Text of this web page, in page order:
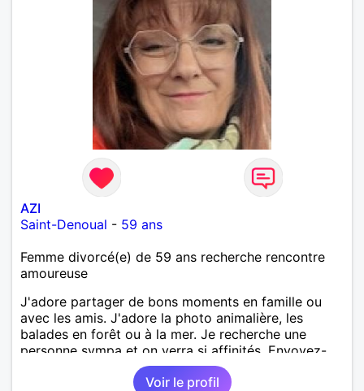
AZI
Saint-Denoual - 59 ans
Femme divorcé(e) de 59 ans recherche rencontre
amoureuse
J'adore partager de bons moments en famille ou
avec les amis. J'adore la photo animalière, les
balades en forêt ou à la mer. Je recherche une
personne sympa et on verra si affinités. Envoyez-
moi message. A bientôt.
Voir le profil